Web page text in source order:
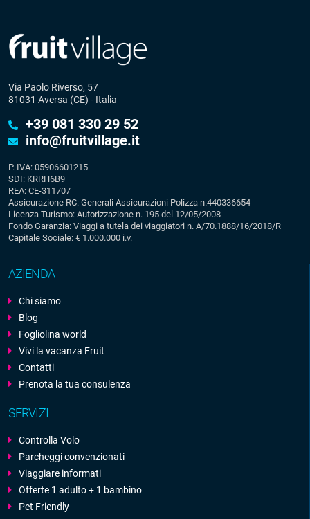
Via Paolo Riverso, 57
81031 Aversa (CE) - Italia
+39 081 330 29 52
info@fruitvillage.it
P. IVA: 05906601215
SDI: KRRH6B9
REA: CE-311707
Assicurazione RC: Generali Assicurazioni Polizza n.440336654
Licenza Turismo: Autorizzazione n. 195 del 12/05/2008
Fondo Garanzia: Viaggi a tutela dei viaggiatori n. A/70.1888/16/2018/R
Capitale Sociale: € 1.000.000 i.v.
AZIENDA
Chi siamo
Blog
Fogliolina world
Vivi la vacanza Fruit
Contatti
Prenota la tua consulenza
SERVIZI
Controlla Volo
Parcheggi convenzionati
Viaggiare informati
Offerte 1 adulto + 1 bambino
Pet Friendly